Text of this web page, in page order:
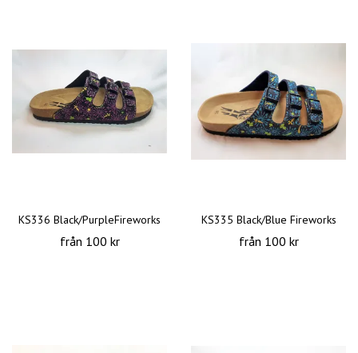
KS336 Black/PurpleFireworks
från 100 kr
KS335 Black/Blue Fireworks
från 100 kr